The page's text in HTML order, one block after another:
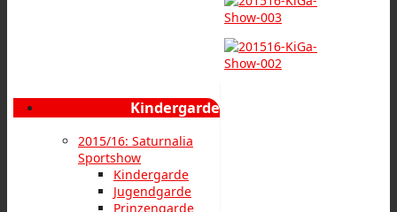
Kindergarde
2015/16: Saturnalia
Sportshow
Kindergarde
Jugendgarde
Prinzengarde